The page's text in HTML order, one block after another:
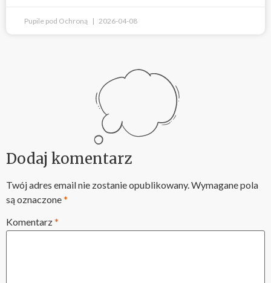
Pupile pod Ochroną 2026-04-08
Dodaj komentarz
Twój adres email nie zostanie opublikowany. Wymagane pola
są oznaczone*
Komentarz*